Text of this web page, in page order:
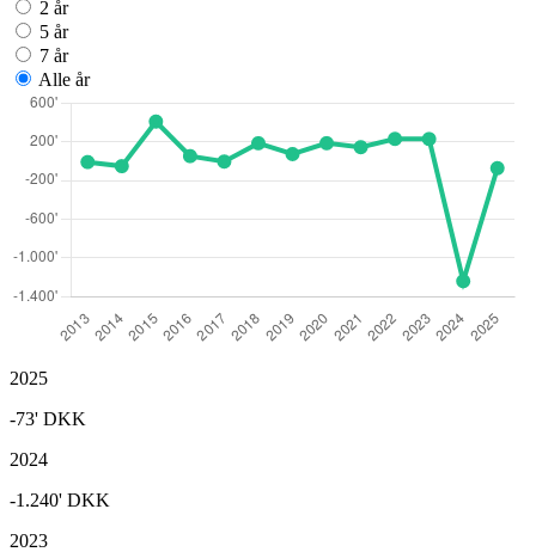
2 år
5 år
7 år
Alle år
2025
-73' DKK
2024
-1.240' DKK
2023